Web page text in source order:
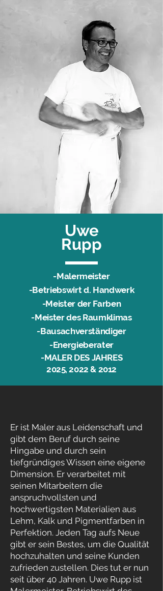
Uwe
Rupp
-Malermeister
-Betriebswirt d. Handwerk
-Meister der Farben
-Meister des Raumklimas
-Bausachverständiger
-Energieberater
-MALER DES JAHRES
2025, 2022 & 2012
Er ist Maler aus Leidenschaft und
gibt dem Beruf durch seine
Hingabe und durch sein
tiefgründiges Wissen eine eigene
Dimension. Er verarbeitet mit
seinen Mitarbeitern die
anspruchvollsten und
hochwertigsten Materialien aus
Lehm, Kalk und Pigmentfarben in
Perfektion. Jeden Tag aufs Neue
gibt er sein Bestes, um die Qualität
hochzuhalten und seine Kunden
zufrieden zustellen. Dies tut er nun
seit über 40 Jahren. Uwe Rupp ist